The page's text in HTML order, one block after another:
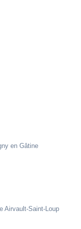
en Gâtine
Airvault-Saint-Loup